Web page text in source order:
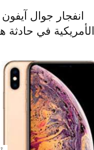
الأمريكية في